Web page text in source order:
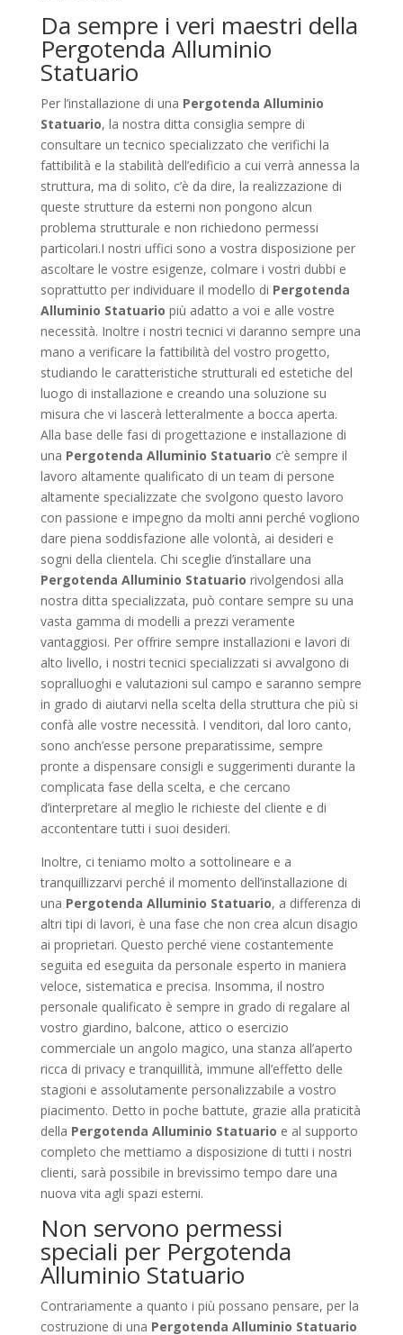
Da sempre i veri maestri della
Pergotenda Alluminio
Statuario
Per l’installazione di una Pergotenda Alluminio
Statuario, la nostra ditta consiglia sempre di
consultare un tecnico specializzato che verifichi la
fattibilità e la stabilità dell’edificio a cui verrà annessa la
struttura, ma di solito, c’è da dire, la realizzazione di
queste strutture da esterni non pongono alcun
problema strutturale e non richiedono permessi
particolari.I nostri uffici sono a vostra disposizione per
ascoltare le vostre esigenze, colmare i vostri dubbi e
soprattutto per individuare il modello di Pergotenda
Alluminio Statuario più adatto a voi e alle vostre
necessità. Inoltre i nostri tecnici vi daranno sempre una
mano a verificare la fattibilità del vostro progetto,
studiando le caratteristiche strutturali ed estetiche del
luogo di installazione e creando una soluzione su
misura che vi lascerà letteralmente a bocca aperta.
Alla base delle fasi di progettazione e installazione di
una Pergotenda Alluminio Statuario c’è sempre il
lavoro altamente qualificato di un team di persone
altamente specializzate che svolgono questo lavoro
con passione e impegno da molti anni perché vogliono
dare piena soddisfazione alle volontà, ai desideri e
sogni della clientela. Chi sceglie d’installare una
Pergotenda Alluminio Statuario rivolgendosi alla
nostra ditta specializzata, può contare sempre su una
vasta gamma di modelli a prezzi veramente
vantaggiosi. Per offrire sempre installazioni e lavori di
alto livello, i nostri tecnici specializzati si avvalgono di
sopralluoghi e valutazioni sul campo e saranno sempre
in grado di aiutarvi nella scelta della struttura che più si
confà alle vostre necessità. I venditori, dal loro canto,
sono anch’esse persone preparatissime, sempre
pronte a dispensare consigli e suggerimenti durante la
complicata fase della scelta, e che cercano
d’interpretare al meglio le richieste del cliente e di
accontentare tutti i suoi desideri.
Inoltre, ci teniamo molto a sottolineare e a
tranquillizzarvi perché il momento dell’installazione di
una Pergotenda Alluminio Statuario, a differenza di
altri tipi di lavori, è una fase che non crea alcun disagio
ai proprietari. Questo perché viene costantemente
seguita ed eseguita da personale esperto in maniera
veloce, sistematica e precisa. Insomma, il nostro
personale qualificato è sempre in grado di regalare al
vostro giardino, balcone, attico o esercizio
commerciale un angolo magico, una stanza all’aperto
ricca di privacy e tranquillità, immune all’effetto delle
stagioni e assolutamente personalizzabile a vostro
piacimento. Detto in poche battute, grazie alla praticità
della Pergotenda Alluminio Statuario e al supporto
completo che mettiamo a disposizione di tutti i nostri
clienti, sarà possibile in brevissimo tempo dare una
nuova vita agli spazi esterni.
Non servono permessi
speciali per Pergotenda
Alluminio Statuario
Contrariamente a quanto i più possano pensare, per la
costruzione di una Pergotenda Alluminio Statuario